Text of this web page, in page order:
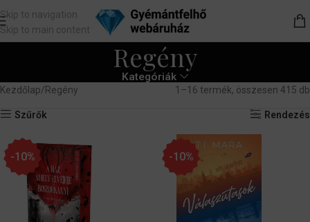
Skip to navigation
Skip to main content
Regény
Kategóriák
Kezdőlap Regény 1–16 termék, összesen 415 db
Szűrők Rendezés
-10% -10%